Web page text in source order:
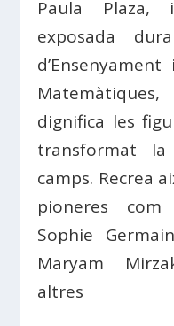
Paula Plaza,
exposada
dignifica les
transformat
camps. Recrea
pioneres com
Sophie
Maryam
altres